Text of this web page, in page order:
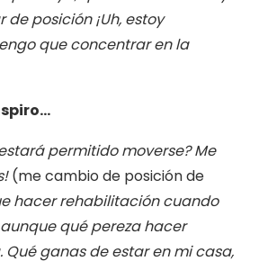
posición ¡Uh, estoy
que concentrar en la
permitido moverse? Me
(me cambio de posición de
hacer rehabilitación cuando
qué pereza hacer
ganas de estar en mi casa,